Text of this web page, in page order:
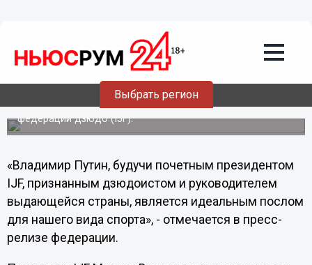
Выбрать регион
11.10.201209:21
Путин получил восьмой дан по дзюдо
Об этом сообщает пресс-служба Международной
федерации дзюдо (IJF).
«Владимир Путин, будучи почетным президентом
IJF, признанным дзюдоистом и руководителем
выдающейся страны, является идеальным послом
для нашего вида спорта», - отмечается в пресс-
релизе федерации.